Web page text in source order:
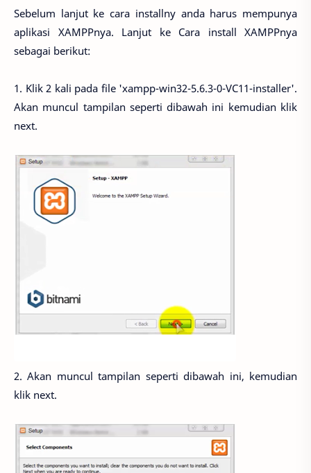
Sebelum lanjut ke cara installny anda harus mempunya
aplikasi XAMPPnya. Lanjut ke Cara install XAMPPnya
sebagai berikut:
1. Klik 2 kali pada file 'xampp-win32-5.6.3-0-VC11-installer'.
Akan muncul tampilan seperti dibawah ini kemudian klik
next.
2. Akan muncul tampilan seperti dibawah ini, kemudian
klik next.